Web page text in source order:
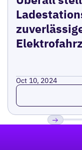
Oct 10, 2024
Read more